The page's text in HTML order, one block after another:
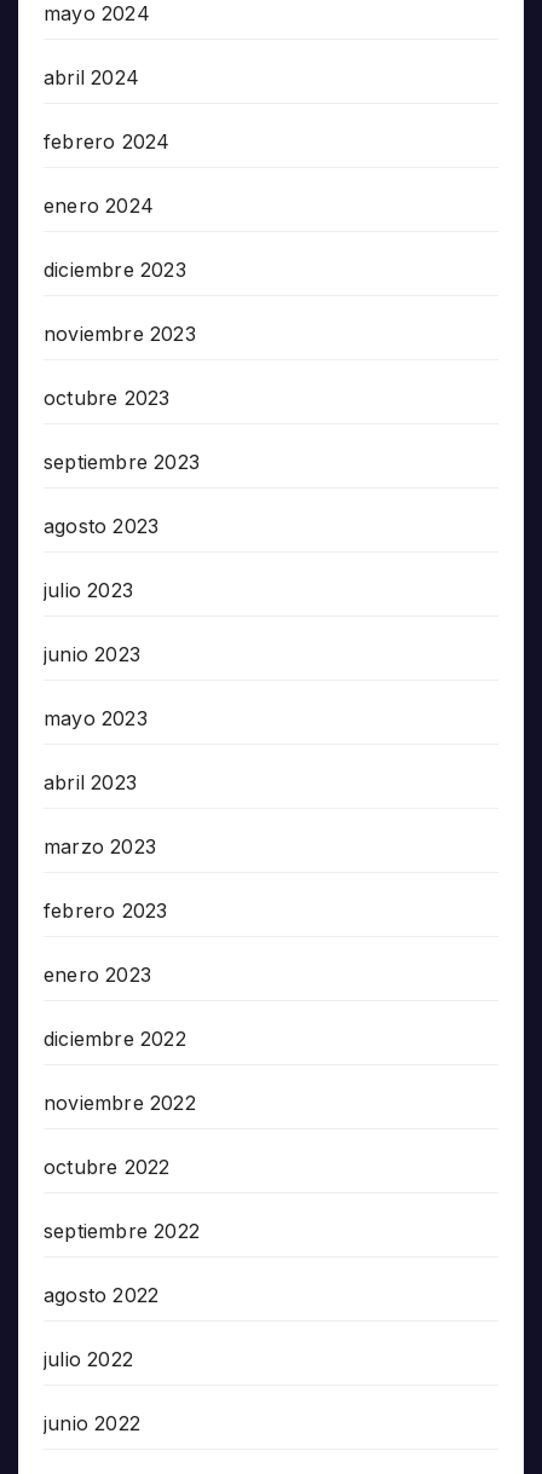
mayo 2024
abril 2024
febrero 2024
enero 2024
diciembre 2023
noviembre 2023
octubre 2023
septiembre 2023
agosto 2023
julio 2023
junio 2023
mayo 2023
abril 2023
marzo 2023
febrero 2023
enero 2023
diciembre 2022
noviembre 2022
octubre 2022
septiembre 2022
agosto 2022
julio 2022
junio 2022